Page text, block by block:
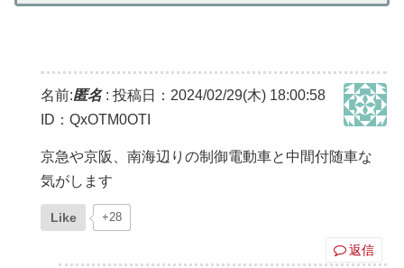
名前:匿名: 投稿日：2024/02/29(木) 18:00:58
ID：QxOTM0OTI
京急や京阪、南海辺りの制御電動車と中間付随車な
気がします
Like +28
返信